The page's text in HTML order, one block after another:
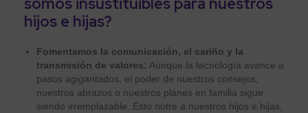
hijos e hijas?
Fomentamos la comunicación, el cariño y la
transmisión de valores: Aunque la tecnología avance a
pasos agigantados, el poder de nuestros consejos,
nuestros abrazos o nuestros planes en familia sigue
siendo irremplazable. Esto nutre a nuestros hijos e hijas,